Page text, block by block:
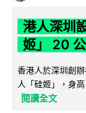
港人深圳
姬」 20
香港人於深圳創
人「硅姬」，身
閱讀全文